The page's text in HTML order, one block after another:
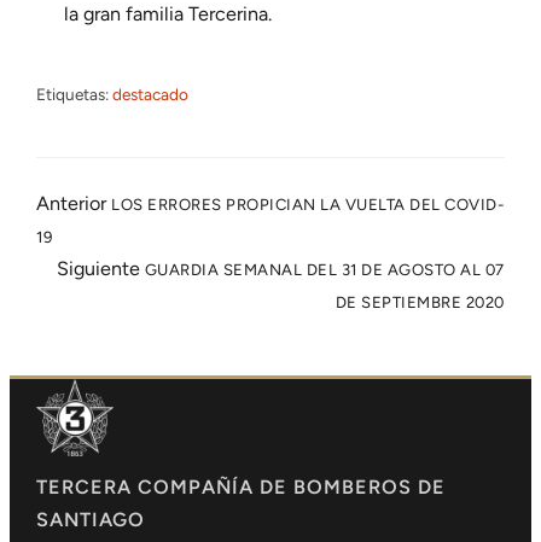
la gran familia Tercerina.
Etiquetas:destacado
Anterior LOS ERRORES PROPICIAN LA VUELTA DEL COVID-
19
Siguiente GUARDIA SEMANAL DEL 31 DE AGOSTO AL 07
DE SEPTIEMBRE 2020
TERCERA COMPAÑÍA DE BOMBEROS DE
SANTIAGO